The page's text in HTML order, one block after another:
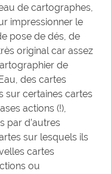
de cartographes,
impressionner le
pose de dés, de
original car assez
de
des cartes
sur certaines cartes
actions (!),
par d’autres
sur lesquels ils
cartes
ou